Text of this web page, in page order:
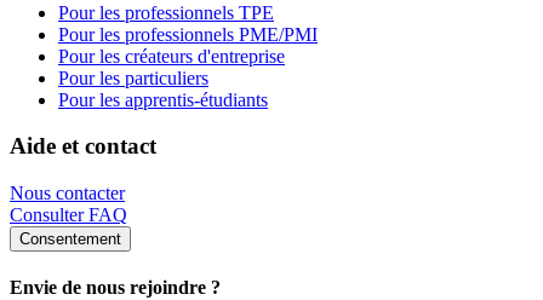
Pour les professionnels TPE
Pour les professionnels PME/PMI
Pour les créateurs d'entreprise
Pour les particuliers
Pour les apprentis-étudiants
Aide et contact
Nous contacter
Consulter FAQ
Consentement
Envie de nous rejoindre ?